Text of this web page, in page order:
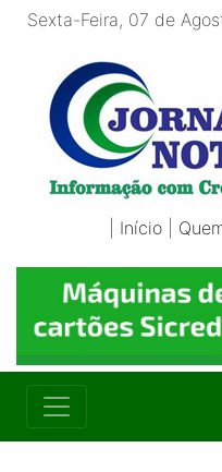
Sexta-Feira, 07 de
Início